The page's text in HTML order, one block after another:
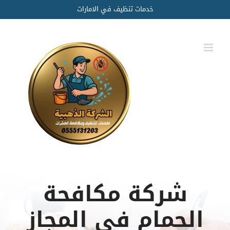
to
content
خدمات تنظيف في الامارات
شركة مكافحة
الحمام في المجاز